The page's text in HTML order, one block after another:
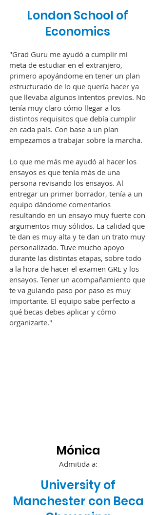
London School of
Economics
"Grad Guru me ayudó a cumplir mi
meta de estudiar en el extranjero,
primero apoyándome en tener un plan
estructurado de lo que quería hacer ya
que llevaba algunos intentos previos. No
tenía muy claro cómo llegar a los
distintos requisitos que debía cumplir
en cada país. Con base a un plan
empezamos a trabajar sobre la marcha.
Lo que me más me ayudó al hacer los
ensayos es que tenía más de una
persona revisando los ensayos. Al
entregar un primer borrador, tenía a un
equipo dándome comentarios
resultando en un ensayo muy fuerte con
argumentos muy sólidos. La calidad que
te dan es muy alta y te dan un trato muy
personalizado. Tuve mucho apoyo
durante las distintas etapas, sobre todo
a la hora de hacer el examen GRE y los
ensayos. Tener un acompañamiento que
te va guiando paso por paso es muy
importante. El equipo sabe perfecto a
qué becas debes aplicar y cómo
organizarte."
Mónica​
Admitida a:
University of
Manchester con Beca